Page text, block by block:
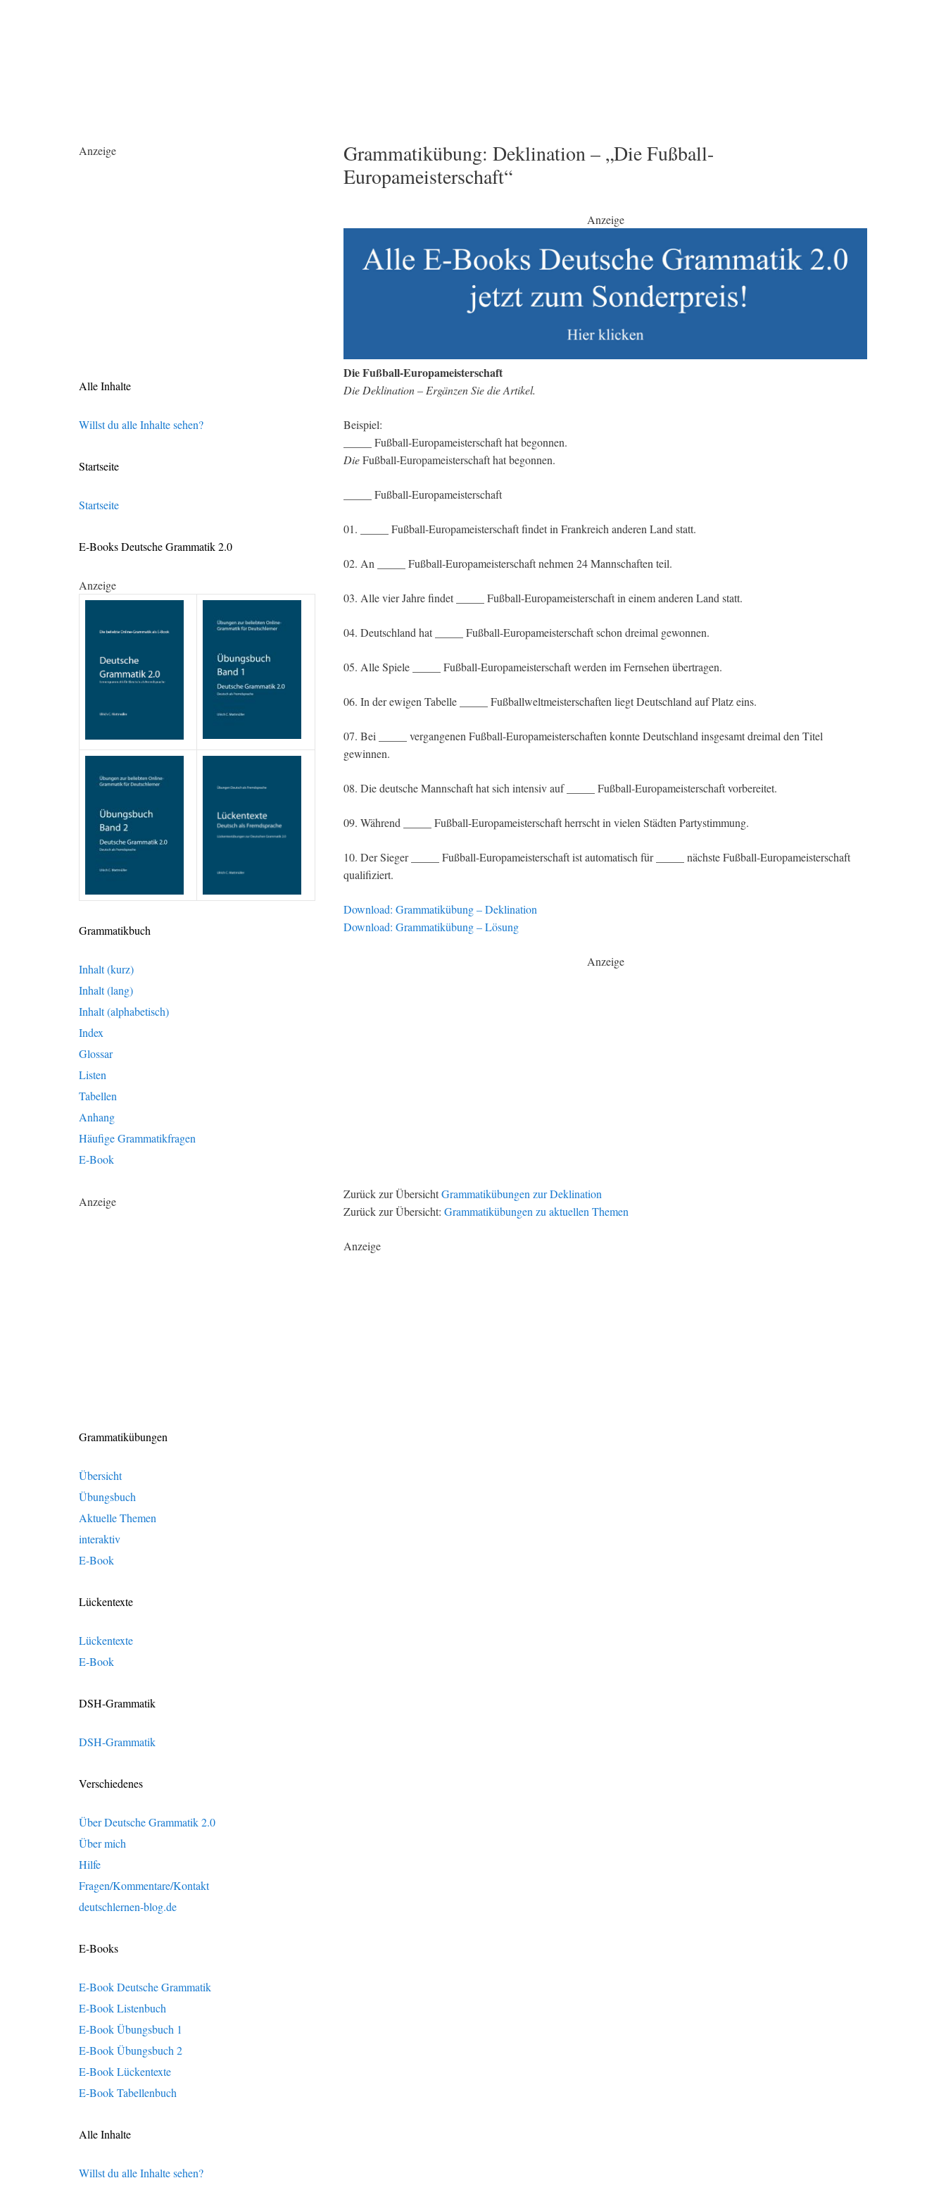
Grammatikübung: Deklination – „Die Fußball-
Europameisterschaft“
Anzeige
Die Fußball-Europameisterschaft
Die Deklination – Ergänzen Sie die Artikel.
Beispiel:
_____ Fußball-Europameisterschaft hat begonnen.
DieFußball-Europameisterschaft hat begonnen.
_____ Fußball-Europameisterschaft
01. _____ Fußball-Europameisterschaft findet in Frankreich anderen Land statt.
02. An _____ Fußball-Europameisterschaft nehmen 24 Mannschaften teil.
03. Alle vier Jahre findet _____ Fußball-Europameisterschaft in einem anderen Land statt.
04. Deutschland hat _____ Fußball-Europameisterschaft schon dreimal gewonnen.
05. Alle Spiele _____ Fußball-Europameisterschaft werden im Fernsehen übertragen.
06. In der ewigen Tabelle _____ Fußballweltmeisterschaften liegt Deutschland auf Platz eins.
07. Bei _____ vergangenen Fußball-Europameisterschaften konnte Deutschland insgesamt dreimal den Titel
gewinnen.
08. Die deutsche Mannschaft hat sich intensiv auf _____ Fußball-Europameisterschaft vorbereitet.
09. Während _____ Fußball-Europameisterschaft herrscht in vielen Städten Partystimmung.
10. Der Sieger _____ Fußball-Europameisterschaft ist automatisch für _____ nächste Fußball-Europameisterschaft
qualifiziert.
Download: Grammatikübung – Deklination
Download: Grammatikübung – Lösung
Anzeige
Zurück zur ÜbersichtGrammatikübungen zur Deklination
Zurück zur Übersicht: Grammatikübungen zu aktuellen Themen
Anzeige
Anzeige
Alle Inhalte
Willst du alle Inhalte sehen?
Startseite
Startseite
E-Books Deutsche Grammatik 2.0
Anzeige
Grammatikbuch
Inhalt (kurz)
Inhalt (lang)
Inhalt (alphabetisch)
Index
Glossar
Listen
Tabellen
Anhang
Häufige Grammatikfragen
E-Book
Anzeige
Grammatikübungen
Übersicht
Übungsbuch
Aktuelle Themen
interaktiv
E-Book
Lückentexte
Lückentexte
E-Book
DSH-Grammatik
DSH-Grammatik
Verschiedenes
Über Deutsche Grammatik 2.0
Über mich
Hilfe
Fragen/Kommentare/Kontakt
deutschlernen-blog.de
E-Books
E-Book Deutsche Grammatik
E-Book Listenbuch
E-Book Übungsbuch 1
E-Book Übungsbuch 2
E-Book Lückentexte
E-Book Tabellenbuch
Alle Inhalte
Willst du alle Inhalte sehen?